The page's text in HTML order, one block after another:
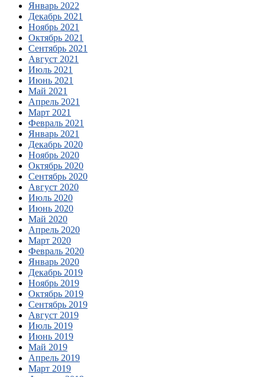
Январь 2022
Декабрь 2021
Ноябрь 2021
Октябрь 2021
Сентябрь 2021
Август 2021
Июль 2021
Июнь 2021
Май 2021
Апрель 2021
Март 2021
Февраль 2021
Январь 2021
Декабрь 2020
Ноябрь 2020
Октябрь 2020
Сентябрь 2020
Август 2020
Июль 2020
Июнь 2020
Май 2020
Апрель 2020
Март 2020
Февраль 2020
Январь 2020
Декабрь 2019
Ноябрь 2019
Октябрь 2019
Сентябрь 2019
Август 2019
Июль 2019
Июнь 2019
Май 2019
Апрель 2019
Март 2019